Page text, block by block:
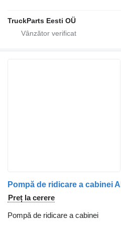
TruckParts Eesti OÜ
Preț la cerere
Pompă de ridicare a cabinei